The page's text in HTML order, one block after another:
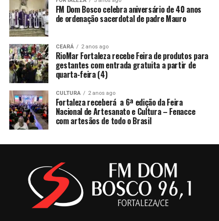
FM Dom Bosco celebra aniversário de 40 anos
de ordenação sacerdotal de padre Mauro
CEARÁ 2 anos ago
RioMar Fortaleza recebe Feira de produtos para
gestantes com entrada gratuita a partir de
quarta-feira (4)
CULTURA 2 anos ago
Fortaleza receberá a 6ª edição da Feira
Nacional de Artesanato e Cultura – Fenacce
com artesãos de todo o Brasil